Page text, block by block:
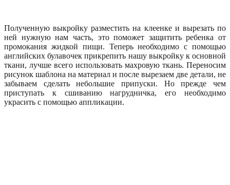
Полученную выкройку разместить на клеенке и вырезать по
ней нужную нам часть, это поможет защитить ребенка от
промокания жидкой пищи. Теперь необходимо с помощью
английских булавочек прикрепить нашу выкройку к основной
ткани, лучше всего использовать махровую ткань. Переносим
рисунок шаблона на материал и после вырезаем две детали, не
забываем сделать небольшие припуски. Но прежде чем
приступать к сшиванию нагрудничка, его необходимо
украсить с помощью аппликации.